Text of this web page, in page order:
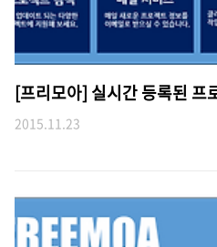
[프리모아] 실시간 등록된 프
2015.11.23